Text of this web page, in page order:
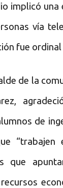
implicó una
vía
fue ordinal
de la
de
que